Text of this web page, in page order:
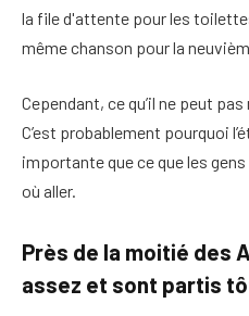
la file d'attente pour les
même chanson pour la
Cependant, ce qu’il ne peut
C’est probablement pourquoi
importante que ce que les
où aller.
Près de la moitié des
assez et sont partis